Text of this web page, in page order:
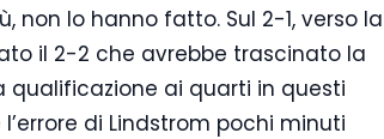
lo hanno fatto. Sul 2-1, verso la
il 2-2 che avrebbe trascinato la
qualificazione ai quarti in questi
di Lindstrom pochi minuti